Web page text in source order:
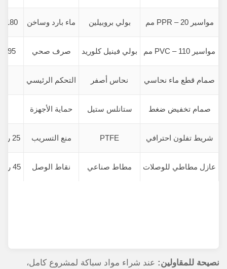
مواسير PPR – 20 مم بولي بروبيلين ماء بارد وساخن 180 ريال (طول 6 متر)
مواسير PVC – 110 مم بولي فينيل كلوريد صرف صحي 95 ريال (طول 3 متر)
صمام قطع ماء نحاسي نحاس أصفر التحكم الرئيسي
صمام تخفيض ضغط ستانلس ستيل حماية الأجهزة
شريط تفلون احترافي PTFE منع التسريب 25 ريال (عبوة 10 لفات)
عازل مطاطي للوصلات مطاط صناعي نقاط الوصل 45 ريال (عبوة 50 قطعة)
نصيحة للمقاولين: عند شراء مواد سباكة لمشروع كامل،